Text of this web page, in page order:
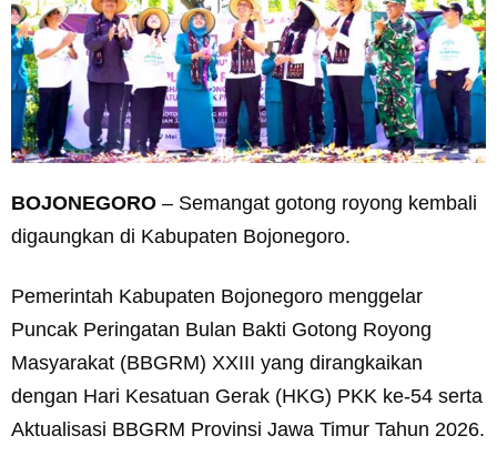
BOJONEGORO – Semangat gotong royong kembali
digaungkan di Kabupaten Bojonegoro.
Pemerintah Kabupaten Bojonegoro menggelar
Puncak Peringatan Bulan Bakti Gotong Royong
Masyarakat (BBGRM) XXIII yang dirangkaikan
dengan Hari Kesatuan Gerak (HKG) PKK ke-54 serta
Aktualisasi BBGRM Provinsi Jawa Timur Tahun 2026.